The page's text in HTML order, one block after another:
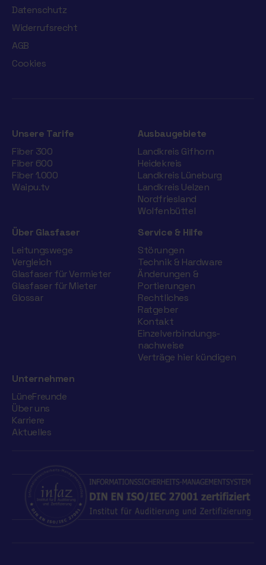
Datenschutz
Widerrufsrecht
AGB
Cookies
Unsere Tarife
Fiber 300
Fiber 600
Fiber 1.000
Waipu.tv
Ausbaugebiete
Landkreis Gifhorn
Heidekreis
Landkreis Lüneburg
Landkreis Uelzen
Nordfriesland
Wolfenbüttel
Über Glasfaser
Leitungswege
Vergleich
Glasfaser für Vermieter
Glasfaser für Mieter
Glossar
Service & Hilfe
Störungen
Technik & Hardware
Änderungen &
Portierungen
Rechtliches
Ratgeber
Kontakt
Einzelverbindungs­
nachweise
Verträge hier kündigen
Unternehmen
LüneFreunde
Über uns
Karriere
Aktuelles